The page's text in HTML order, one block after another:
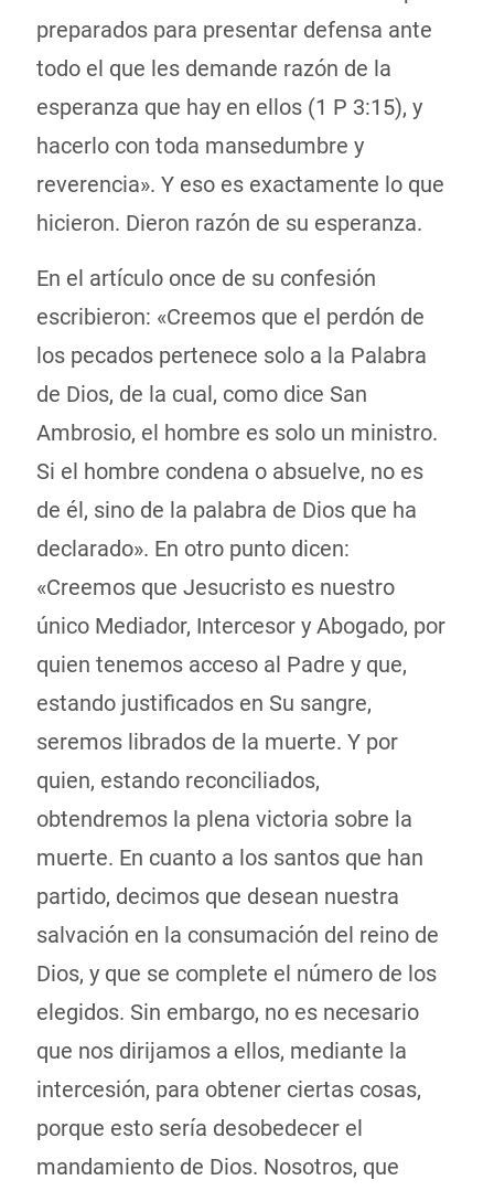
preparados para presentar defensa ante
todo el que les demande razón de la
esperanza que hay en ellos (1 P 3:15), y
hacerlo con toda mansedumbre y
reverencia». Y eso es exactamente lo que
hicieron. Dieron razón de su esperanza.
En el artículo once de su confesión
escribieron: «Creemos que el perdón de
los pecados pertenece solo a la Palabra
de Dios, de la cual, como dice San
Ambrosio, el hombre es solo un ministro.
Si el hombre condena o absuelve, no es
de él, sino de la palabra de Dios que ha
declarado». En otro punto dicen:
«Creemos que Jesucristo es nuestro
único Mediador, Intercesor y Abogado, por
quien tenemos acceso al Padre y que,
estando justificados en Su sangre,
seremos librados de la muerte. Y por
quien, estando reconciliados,
obtendremos la plena victoria sobre la
muerte. En cuanto a los santos que han
partido, decimos que desean nuestra
salvación en la consumación del reino de
Dios, y que se complete el número de los
elegidos. Sin embargo, no es necesario
que nos dirijamos a ellos, mediante la
intercesión, para obtener ciertas cosas,
porque esto sería desobedecer el
mandamiento de Dios. Nosotros, que